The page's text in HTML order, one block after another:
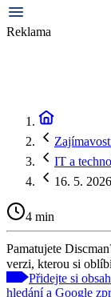
Reklama
IT a
16. 5.
4 min
Pamatujete
verzi, kterou si
Přidejte si
hledání a Google